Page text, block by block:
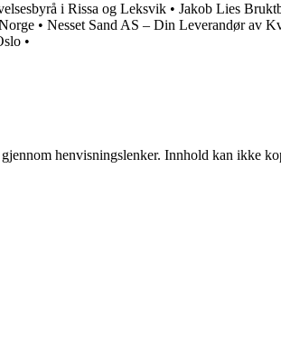
i Rissa og Leksvik • Jakob Lies
• Nesset Sand AS – Din Leverandør av
•
henvisningslenker. Innhold kan ikke